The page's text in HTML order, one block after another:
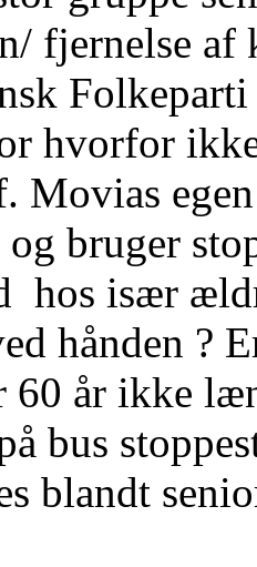
fjernelse af
Folkeparti
hvorfor
Movias
bruger
hos især
hånden ?
60 år ikke
bus
blandt